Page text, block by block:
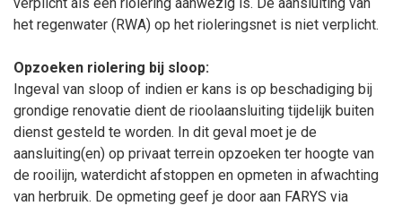
het regenwater (RWA) op het rioleringsnet is niet verplicht.
Opzoeken riolering bij sloop:
Ingeval van sloop of indien er kans is op beschadiging bij
grondige renovatie dient de rioolaansluiting tijdelijk buiten
dienst gesteld te worden. In dit geval moet je de
aansluiting(en) op privaat terrein opzoeken ter hoogte van
de rooilijn, waterdicht afstoppen en opmeten in afwachting
van herbruik. De opmeting geef je door aan FARYS via